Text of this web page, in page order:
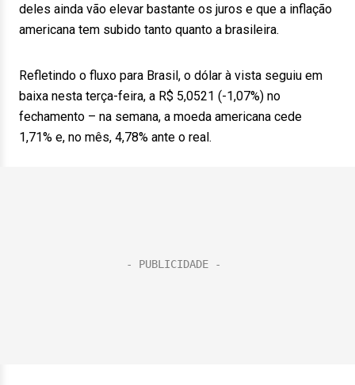
deles ainda vão elevar bastante os juros e que a inflação
americana tem subido tanto quanto a brasileira.
Refletindo o fluxo para Brasil, o dólar à vista seguiu em
baixa nesta terça-feira, a R$ 5,0521 (-1,07%) no
fechamento – na semana, a moeda americana cede
1,71% e, no mês, 4,78% ante o real.